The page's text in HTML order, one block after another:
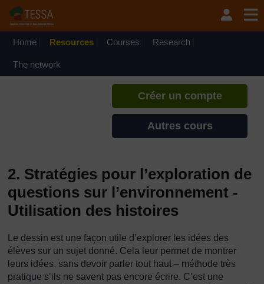
Home Resources Courses Research
The network
TESSA - Guinée Équatoriale
Si vous créez un compte, vous
pouvez établir un profil
Créer un compte
Autres cours
2. Stratégies pour l’exploration de
questions sur l’environnement -
Utilisation des histoires
Le dessin est une façon utile d’explorer les idées des
élèves sur un sujet donné. Cela leur permet de montrer
leurs idées, sans devoir parler tout haut – méthode très
pratique s’ils ne savent pas encore écrire. C’est une